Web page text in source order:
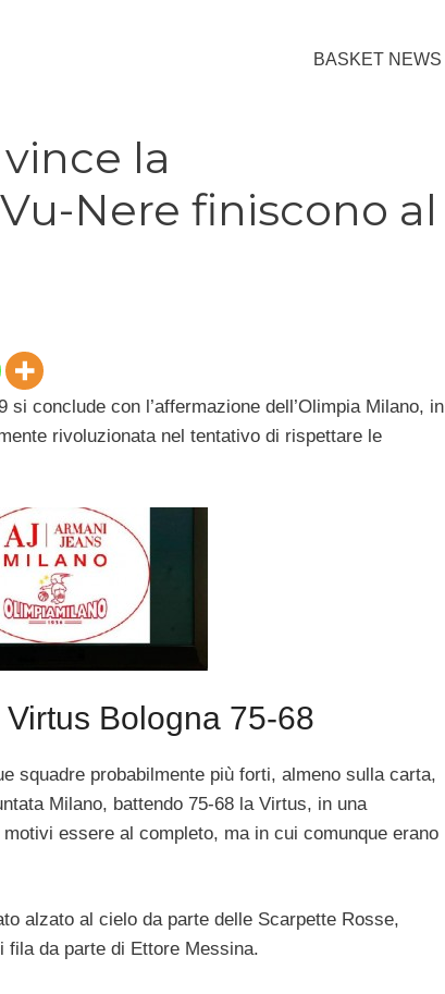
BASKET NEWS
la
Nere finiscono al
conclude con l’affermazione dell’Olimpia Milano, in
rivoluzionata nel tentativo di rispettare le
Bologna 75-68
squadre probabilmente più forti, almeno sulla carta,
Milano, battendo 75-68 la Virtus, in una
essere al completo, ma in cui comunque erano
alzato al cielo da parte delle Scarpette Rosse,
fila da parte di Ettore Messina.